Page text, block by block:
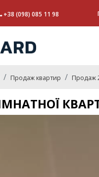
+38 (098) 085 11 98
Продаж квартир Продаж